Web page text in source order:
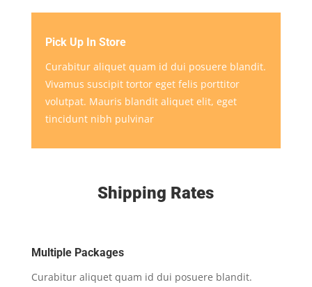
Pick Up In Store
Curabitur aliquet quam id dui posuere blandit.
Vivamus suscipit tortor eget felis porttitor
volutpat. Mauris blandit aliquet elit, eget
tincidunt nibh pulvinar
Shipping Rates
Multiple Packages
Curabitur aliquet quam id dui posuere blandit.